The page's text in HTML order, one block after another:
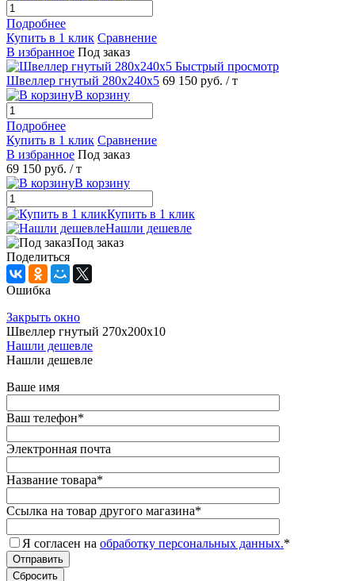
Подробнее
Купить в 1 клик Сравнение
В избранное Под заказ
Быстрый просмотр
Швеллер гнутый 280х240х5 69 150 руб. / т
В корзину
Подробнее
Купить в 1 клик Сравнение
В избранное Под заказ
69 150 руб. / т
В корзину
Купить в 1 клик
Нашли дешевле
Под заказ
Поделиться
Ошибка
Закрыть окно
Швеллер гнутый 270х200х10
Нашли дешевле
Нашли дешевле
Ваше имя
Ваш телефон*
Электронная почта
Название товара*
Ссылка на товар другого магазина*
Я согласен на обработку персональных данных.*